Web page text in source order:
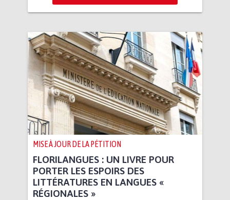
MISE À JOUR DE LA PÉTITION
FLORILANGUES : UN LIVRE POUR
PORTER LES ESPOIRS DES
LITTÉRATURES EN LANGUES «
RÉGIONALES »